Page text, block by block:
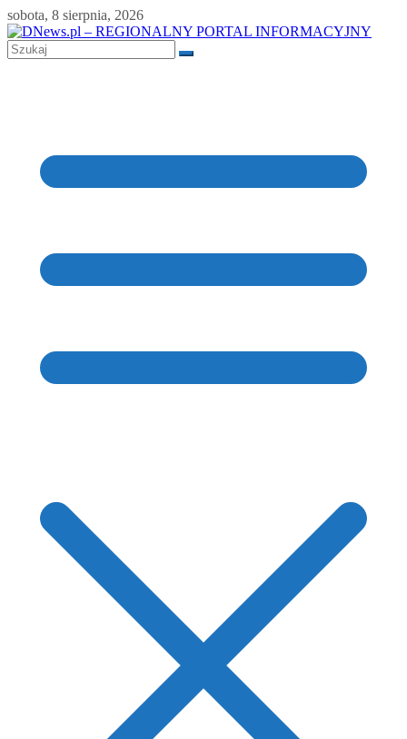
Skip
to
content
sobota, 8 sierpnia, 2026